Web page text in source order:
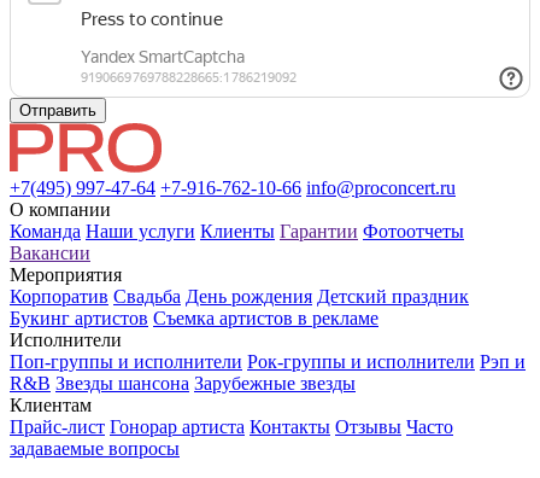
Отправить
+7(495) 997-47-64 +7-916-762-10-66 info@proconcert.ru
О компании
Команда Наши услуги Клиенты Гарантии Фотоотчеты
Вакансии
Мероприятия
Корпоратив Свадьба День рождения Детский праздник
Букинг артистов Съемка артистов в рекламе
Исполнители
Поп-группы и исполнители Рок-группы и исполнители Рэп и
R&B Звезды шансона Зарубежные звезды
Клиентам
Прайс-лист Гонорар артиста Контакты Отзывы Часто
задаваемые вопросы